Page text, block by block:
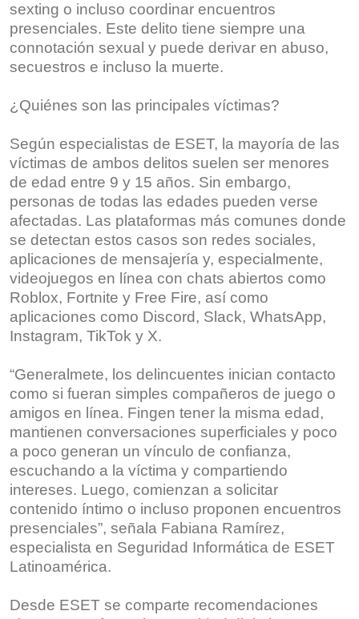
sexting o incluso coordinar encuentros
presenciales. Este delito tiene siempre una
connotación sexual y puede derivar en abuso,
secuestros e incluso la muerte.
¿Quiénes son las principales víctimas?
Según especialistas de ESET, la mayoría de las
víctimas de ambos delitos suelen ser menores
de edad entre 9 y 15 años. Sin embargo,
personas de todas las edades pueden verse
afectadas. Las plataformas más comunes donde
se detectan estos casos son redes sociales,
aplicaciones de mensajería y, especialmente,
videojuegos en línea con chats abiertos como
Roblox, Fortnite y Free Fire, así como
aplicaciones como Discord, Slack, WhatsApp,
Instagram, TikTok y X.
“Generalmete, los delincuentes inician contacto
como si fueran simples compañeros de juego o
amigos en línea. Fingen tener la misma edad,
mantienen conversaciones superficiales y poco
a poco generan un vínculo de confianza,
escuchando a la víctima y compartiendo
intereses. Luego, comienzan a solicitar
contenido íntimo o incluso proponen encuentros
presenciales”, señala Fabiana Ramírez,
especialista en Seguridad Informática de ESET
Latinoamérica.
Desde ESET se comparte recomendaciones